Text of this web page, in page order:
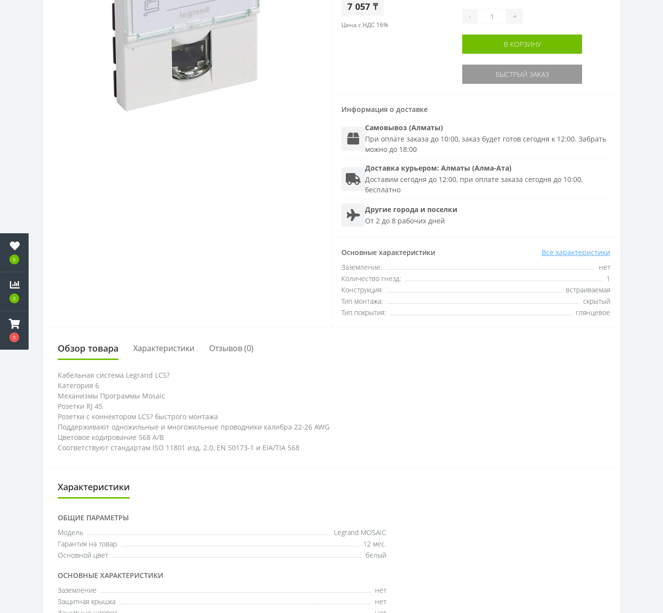
0
0
0
7 057 ₸
Цена с НДС 16%
- +
В КОРЗИНУ
БЫСТРЫЙ ЗАКАЗ
Информация о доставке
Самовывоз (Алматы)
При оплате заказа до 10:00, заказ будет готов сегодня к 12:00. Забрать
можно до 18:00
Доставка курьером: Алматы (Алма-Ата)
Доставим сегодня до 12:00, при оплате заказа сегодня до 10:00,
бесплатно
Другие города и поселки
От 2 до 8 рабочих дней
Основные характеристики Все характеристики
Заземление:
нет
Количество гнезд:
1
Конструкция:
встраиваемая
Тип монтажа:
скрытый
Тип покрытия:
глянцевое
Обзор товара Характеристики Отзывов (0)
Кабельная система Legrand LCS?
Категория 6
Механизмы Программы Mosaic
Розетки RJ 45
Розетки с коннектором LCS? быстрого монтажа
Поддерживают одножильные и многожильные проводники калибра 22-26 AWG
Цветовое кодирование 568 A/B
Соответствуют стандартам ISO 11801 изд. 2.0, EN 50173-1 и EIA/TIA 568
Характеристики
ОБЩИЕ ПАРАМЕТРЫ
Модель
Legrand MOSAIC
Гарантия на товар
12 мес.
Основной цвет
белый
ОСНОВНЫЕ ХАРАКТЕРИСТИКИ
Заземление
нет
Защитная крышка
нет